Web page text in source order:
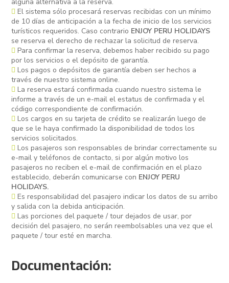
El sistema sólo procesará reservas recibidas con un mínimo
de 10 días de anticipación a la fecha de inicio de los servicios
turísticos requeridos. Caso contrario ENJOY PERU HOLIDAYS
se reserva el derecho de rechazar la solicitud de reserva.
Para confirmar la reserva, debemos haber recibido su pago
por los servicios o el depósito de garantía.
Los pagos o depósitos de garantía deben ser hechos a
través de nuestro sistema online.
La reserva estará confirmada cuando nuestro sistema le
informe a través de un e-mail el estatus de confirmada y el
código correspondiente de confirmación.
Los cargos en su tarjeta de crédito se realizarán luego de
que se le haya confirmado la disponibilidad de todos los
servicios solicitados.
Los pasajeros son responsables de brindar correctamente su
e-mail y teléfonos de contacto, si por algún motivo los
pasajeros no reciben el e-mail de confirmación en el plazo
establecido, deberán comunicarse con ENJOY PERU
HOLIDAYS.
Es responsabilidad del pasajero indicar los datos de su arribo
y salida con la debida anticipación.
Las porciones del paquete / tour dejados de usar, por
decisión del pasajero, no serán reembolsables una vez que el
paquete / tour esté en marcha.
Documentación: